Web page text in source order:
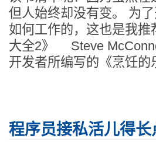
但人始终却没有变。 为
如何工作的，这也是我
大全2》 Steve
开发者所编写的《烹饪的
程序员接私活儿得长